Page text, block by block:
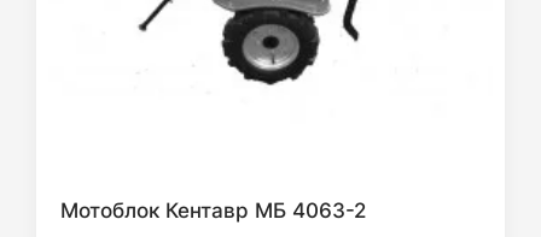
Мотоблок Кентавр МБ 4063-2